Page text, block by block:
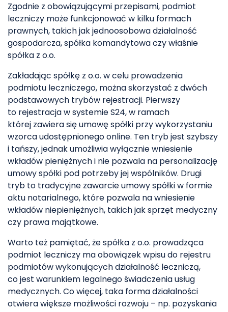
Zgodnie z obowiązującymi przepisami, podmiot
leczniczy może funkcjonować w kilku formach
prawnych, takich jak jednoosobowa działalność
gospodarcza, spółka komandytowa czy właśnie
spółka z o.o.
Zakładając spółkę z o.o. w celu prowadzenia
podmiotu leczniczego, można skorzystać z dwóch
podstawowych trybów rejestracji. Pierwszy
to rejestracja w systemie S24, w ramach
której zawiera się umowę spółki przy wykorzystaniu
wzorca udostępnionego online. Ten tryb jest szybszy
i tańszy, jednak umożliwia wyłącznie wniesienie
wkładów pieniężnych i nie pozwala na personalizację
umowy spółki pod potrzeby jej wspólników. Drugi
tryb to tradycyjne zawarcie umowy spółki w formie
aktu notarialnego, które pozwala na wniesienie
wkładów niepieniężnych, takich jak sprzęt medyczny
czy prawa majątkowe.
Warto też pamiętać, że spółka z o.o. prowadząca
podmiot leczniczy ma obowiązek wpisu do rejestru
podmiotów wykonujących działalność leczniczą,
co jest warunkiem legalnego świadczenia usług
medycznych. Co więcej, taka forma działalności
otwiera większe możliwości rozwoju – np. pozyskania